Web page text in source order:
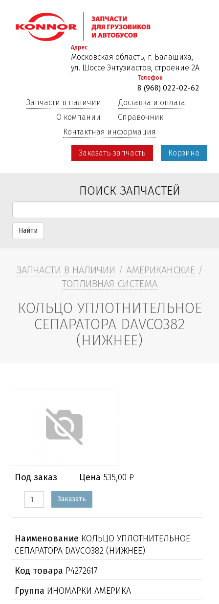
к
основному
Адрес
Московская область, г. Балашиха,
ул. Шоссе Энтузиастов, строение 2А
Телефон
8 (968) 022-02-62
Запчасти в наличии
Доставка и оплата
О компании
Справочник
Контактная информация
Заказать запчасть Корзина
ПОИСК ЗАПЧАСТЕЙ
Найти
ЗАПЧАСТИ В НАЛИЧИИ / АМЕРИКАНСКИЕ /
ТОПЛИВНАЯ СИСТЕМА
КОЛЬЦО УПЛОТНИТЕЛЬНОЕ
СЕПАРАТОРА DAVCO382
(НИЖНЕЕ)
Под заказ Цена 535,00 ₽
Заказать
Наименование КОЛЬЦО УПЛОТНИТЕЛЬНОЕ
СЕПАРАТОРА DAVCO382 (НИЖНЕЕ)
Код товара Р4272617
Группа ИНОМАРКИ АМЕРИКА